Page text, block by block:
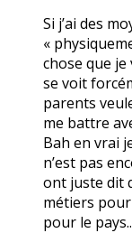
Si j’ai des
«
chose que
se voit
parents
me battre
Bah en vrai
n’est pas
ont juste dit
métiers
pour le pays..